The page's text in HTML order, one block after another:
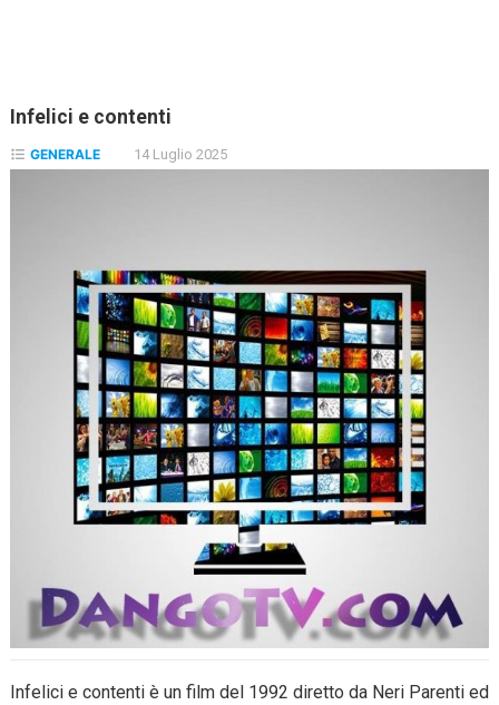
Infelici e contenti
GENERALE 14 Luglio 2025
Infelici e contenti è un film del 1992 diretto da Neri Parenti ed